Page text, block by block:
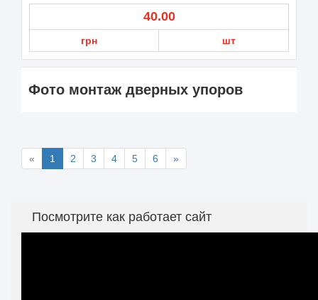
40.00
грн шт
Фото монтаж дверных упоров
« 1 2 3 4 5 6 »
Посмотрите как работает сайт